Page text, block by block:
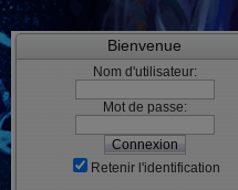
Bienvenue
Nom d'utilisateur:
Mot de passe:
Retenir l'identification